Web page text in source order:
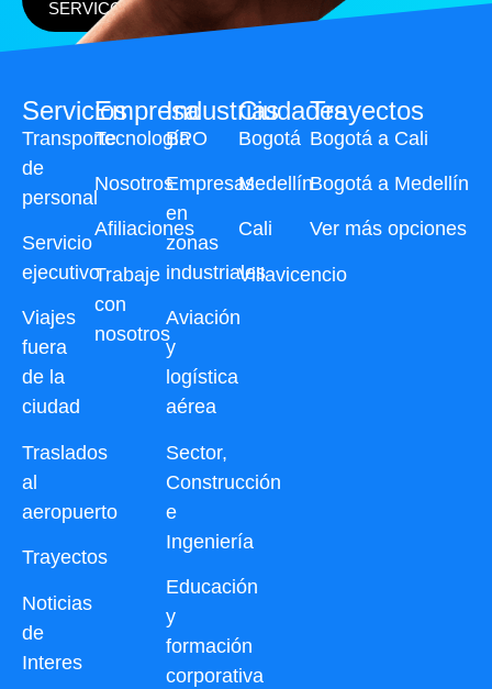
SERVICO
Servicios
Transporte
de
personal
Servicio
ejecutivo
Viajes
fuera
de la
ciudad
Traslados
al
aeropuerto
Trayectos
Noticias
de
Interes
Industrias
BPO
Empresas
en
zonas
industriales
Aviación
y
logística
aérea
Sector,
Construcción
e
Ingeniería
Educación
y
formación
corporativa
Ciudades
Bogotá
Medellín
Cali
Villavicencio
Trayectos
Bogotá a Cali
Bogotá a Medellín
Ver más opciones
Empresa
Tecnología
Nosotros
Afiliaciones
Trabaje
con
nosotros